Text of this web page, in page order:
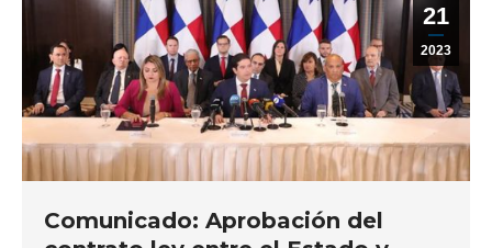
21
2023
Comunicado: Aprobación del